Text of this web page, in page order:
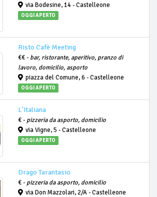
via Bodesine, 14 - Castelleone
OGGI APERTO
Risto Cafè Meeting
€€ - bar, ristorante, aperitivo, pranzo di
lavoro, domicilio, asporto
piazza del Comune, 6 - Castelleone
OGGI APERTO
L'Italiana
€ - pizzeria da asporto, domicilio
via Vigne, 5 - Castelleone
OGGI APERTO
Drago Tarantasio
€ - pizzeria da asporto, domicilio
via Don Mazzolari, 2/A - Castelleone